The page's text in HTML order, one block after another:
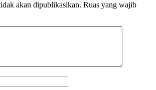
akan dipublikasikan. Ruas yang wajib